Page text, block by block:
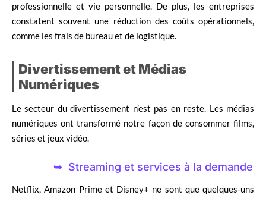
professionnelle et vie personnelle. De plus, les entreprises
constatent souvent une réduction des coûts opérationnels,
comme les frais de bureau et de logistique.
Divertissement et Médias
Numériques
Le secteur du divertissement n’est pas en reste. Les médias
numériques ont transformé notre façon de consommer films,
séries et jeux vidéo.
Streaming et services à la demande
Netflix, Amazon Prime et Disney+ ne sont que quelques-uns